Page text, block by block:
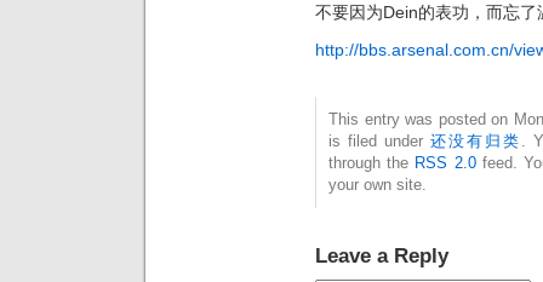
不要因为Dein的表功，而忘
http://bbs.arsenal.com.cn/
This entry was posted on
is filed under 还没有归类
.
through the RSS 2.0feed.
your own site.
Leave a Reply